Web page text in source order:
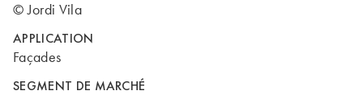
© Jordi Vila
APPLICATION
Façades
SEGMENT DE MARCHÉ